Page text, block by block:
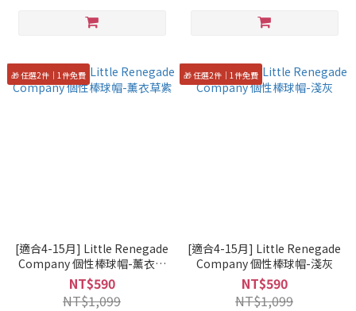
🎁 任選2件｜1件免費
[適合4-15月] Little Renegade
Company 個性棒球帽-薰衣草
紫
NT$590
NT$1,099
🎁 任選2件｜1件免費
[適合4-15月] Little Renegade
Company 個性棒球帽-淺灰
NT$590
NT$1,099